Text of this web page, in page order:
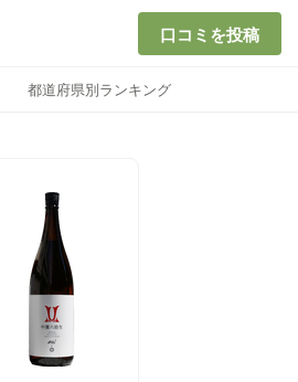
口コミを投稿
都道府県別ランキング